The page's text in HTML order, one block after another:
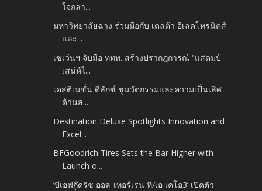
ใจกลา...
มหาวิทยาลัยฉาง ร่วมมือกับ เดลต้า อีเลคโทรนิคส์
และ...
เซเว่นฯ จับมือ ททท. สร้างปรากฎการณ์ “แสตมป์
เสน่ห์ไ...
เดสติเนชั่น ดีลักซ์ ชูนวัตกรรมและความเป็นเลิศ
ด้านส...
Destination Deluxe Spotlights Innovation and
Excel...
BFGoodrich Tires Sets the Bar Higher with
Launch o...
‘บีเอฟกู๊ดริช ออล-เทอร์เรน ที/เอ เคโอ3’ เปิดตัว